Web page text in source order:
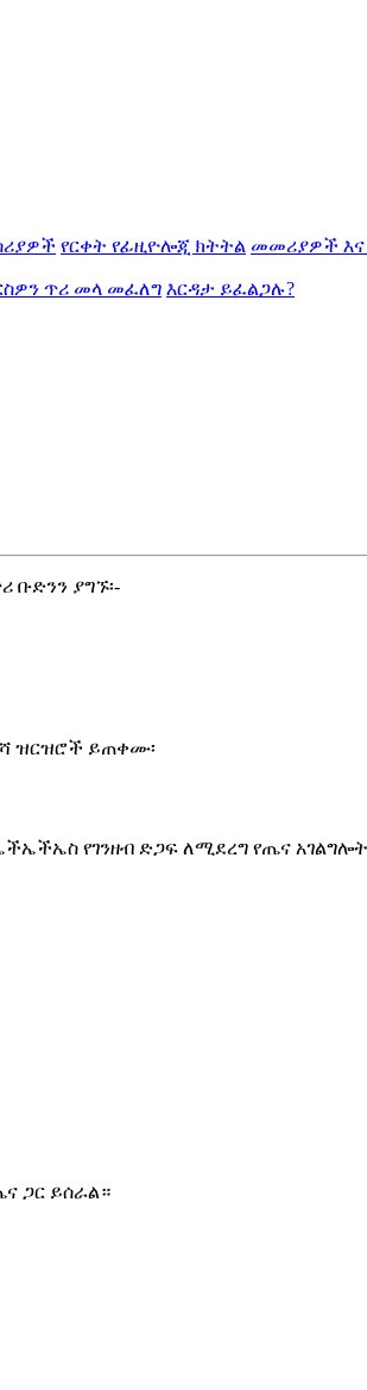
የርቀት የፊዚዮሎጂ ክትትል መመሪያዎች
ጥሪ መላ መፈለግ እርዳታ ይፈልጋሉ?
ሪ ቡድንን ያግኙ፡-
ሻ ዝርዝሮች ይጠቀሙ፡
ችኤችኤስ የገንዘብ ድጋፍ ለሚደረግ የጤና አገልግሎት
ና ጋር ይሰራል።